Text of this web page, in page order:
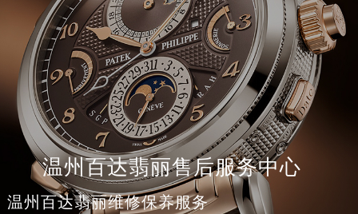
温州百达翡丽售后服务中心
温州百达翡丽维修保养服务